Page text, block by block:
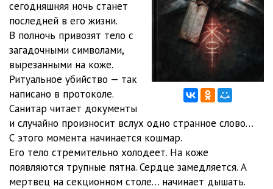
сегодняшняя ночь станет
последней в его жизни.
В полночь привозят тело с
загадочными символами,
вырезанными на коже.
Ритуальное убийство — так
написано в протоколе.
Санитар читает документы
и случайно произносит вслух одно странное слово…
С этого момента начинается кошмар.
Его тело стремительно холодеет. На коже
появляются трупные пятна. Сердце замедляется. А
мертвец на секционном столе… начинает дышать.